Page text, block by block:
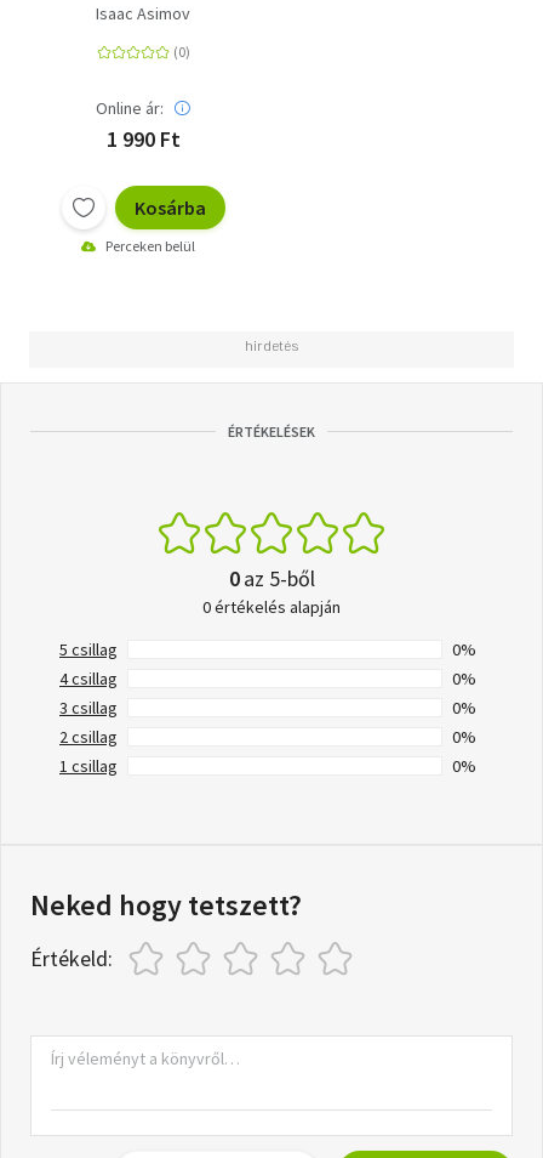
Isaac Asimov
Online ár:
1 990 Ft
Kosárba
Perceken belül
ÉRTÉKELÉSEK
0az 5-ből
0 értékelés alapján
5 csillag
0%
4 csillag
0%
3 csillag
0%
2 csillag
0%
1 csillag
0%
Neked hogy tetszett?
Értékeld: